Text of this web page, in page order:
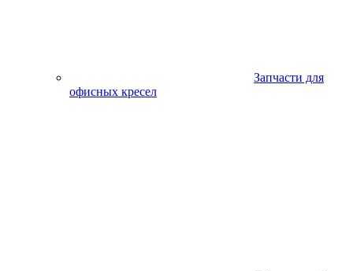
Запчасти для
офисных кресел